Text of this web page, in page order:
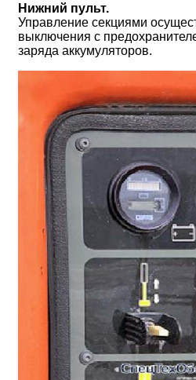
Нижний пульт.
Управление секциями
выключения с
заряда аккумуляторов.